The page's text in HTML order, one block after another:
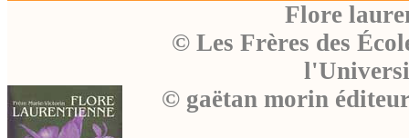
Flore
© Les Frères des
© gaëtan morin